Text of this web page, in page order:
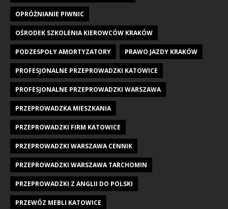
OPRÓŻNIANIE PIWNIC
OŚRODEK SZKOLENIA KIEROWCÓW KRAKÓW
PODZESPOŁY AMORTYZATORY PRAWO JAZDY KRAKÓW
PROFESJONALNE PRZEPROWADZKI KATOWICE
PROFESJONALNE PRZEPROWADZKI WARSZAWA
PRZEPROWADZKA MIESZKANIA
PRZEPROWADZKI FIRM KATOWICE
PRZEPROWADZKI WARSZAWA CENNIK
PRZEPROWADZKI WARSZAWA TARCHOMIN
PRZEPROWADZKI Z ANGLII DO POLSKI
PRZEWÓZ MEBLI KATOWICE